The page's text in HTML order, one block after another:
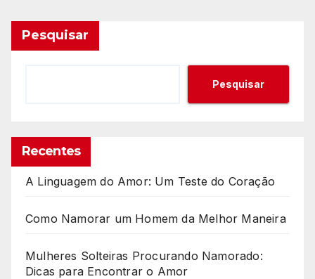
Pesquisar
Pesquisar
Recentes
A Linguagem do Amor: Um Teste do Coração
Como Namorar um Homem da Melhor Maneira
Mulheres Solteiras Procurando Namorado:
Dicas para Encontrar o Amor